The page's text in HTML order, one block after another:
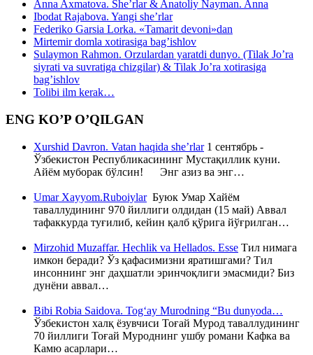
Anna Axmatova. She’rlar & Anatoliy Nayman. Anna
Ibodat Rajabova. Yangi she’rlar
Federiko Garsia Lorka. «Tamarit devoni»dan
Mirtemir domla xotirasiga bag’ishlov
Sulaymon Rahmon. Orzulardan yaratdi dunyo. (Tilak Jo’ra
siyrati va suvratiga chizgilar) & Tilak Jo’ra xotirasiga
bag’ishlov
Tolibi ilm kerak…
ENG KO’P O’QILGAN
Xurshid Davron. Vatan haqida she’rlar1 сентябрь -
Ўзбекистон Республикасининг Мустақиллик куни.
Айём муборак бўлсин! Энг азиз ва энг…
Umar Xayyom.RuboiylarБуюк Умар Хайём
таваллудининг 970 йиллиги олдидан (15 май) Аввал
тафаккурда туғилиб, кейин қалб қўрига йўғрилган…
Mirzohid Muzaffar. Hechlik va Hellados. Esse Тил нимага
имкон беради? Ўз қафасимизни яратишгами? Тил
инсоннинг энг даҳшатли эринчоқлиги эмасмиди? Биз
дунёни аввал…
Bibi Robia Saidova. Tog‘ay Murodning “Bu dunyoda…
Ўзбекистон халқ ёзувчиси Тоғай Мурод таваллудининг
70 йиллиги Тоғай Муроднинг ушбу романи Кафка ва
Камю асарлари…